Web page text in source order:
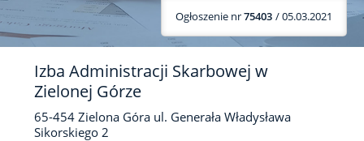
Ogłoszenie nr75403 / 05.03.2021
Izba Administracji Skarbowej w
Zielonej Górze
65-454 Zielona Góra ul. Generała Władysława
Sikorskiego 2